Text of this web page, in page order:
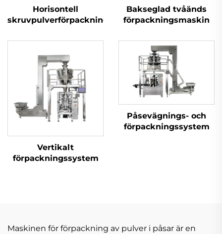
Horisontell
skruvpulverförpackningsmaskin
Bakseglad tvåänds
förpackningsmaskin
Vertikalt
förpackningssystem
Påsevägnings- och
förpackningssystem
Maskinen för förpackning av pulver i påsar är en